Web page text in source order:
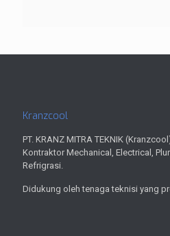
Kranzcool
PT. KRANZ MITRA TEKNIK
Kontraktor Mechanical, Electrical,
Refrigrasi.
Didukung oleh tenaga teknisi yang